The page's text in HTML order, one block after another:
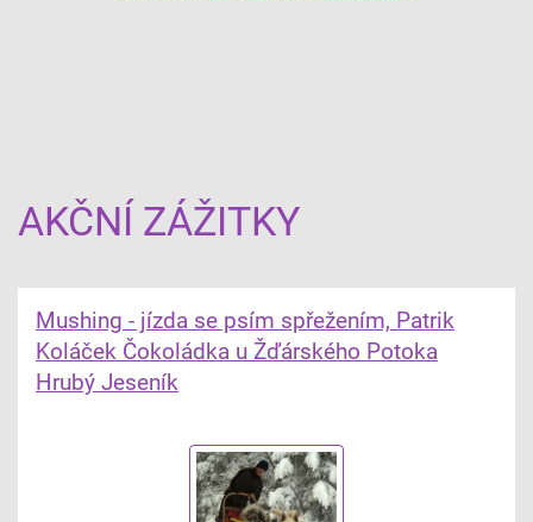
AKČNÍ ZÁŽITKY
Mushing - jízda se psím spřežením, Patrik
Koláček Čokoládka u Žďárského Potoka
Hrubý Jeseník